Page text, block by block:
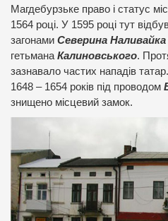
Магдебурзьке право і статус
1564 році. У 1595 році тут
загонами Северина Наливайка
гетьманаКалиновського.
зазнавало частих нападів
1648 – 1654 років під проводом
знищено місцевий замок.